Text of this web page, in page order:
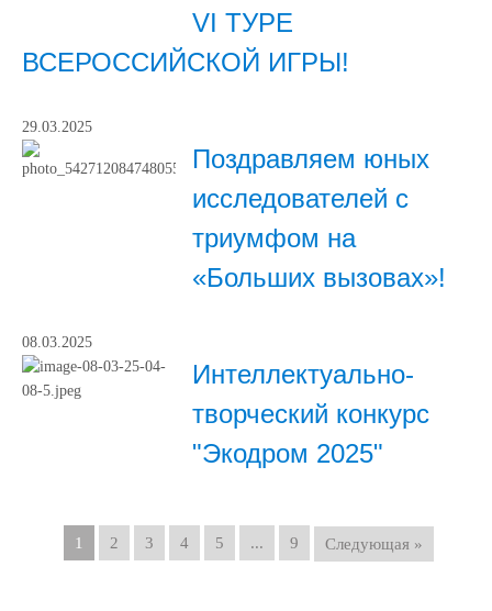
VI ТУРЕ
ВСЕРОССИЙСКОЙ ИГРЫ!
29.03.2025
Поздравляем юных
исследователей с
триумфом на
«Больших вызовах»!
08.03.2025
Интеллектуально-
творческий конкурс
"Экодром 2025"
1 2 3 4 5 ... 9 Следующая »